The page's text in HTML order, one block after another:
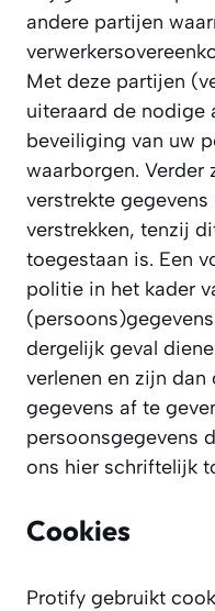
andere partijen
Met deze partijen
uiteraard de nodige
beveiliging van uw
waarborgen. Verder
verstrekte
verstrekken, tenzij
toegestaan is. Een
politie in het kader
dergelijk geval
verlenen en zijn
gegevens af te
persoonsgegevens
ons hier schriftelijk
Cookies
Protify gebruikt